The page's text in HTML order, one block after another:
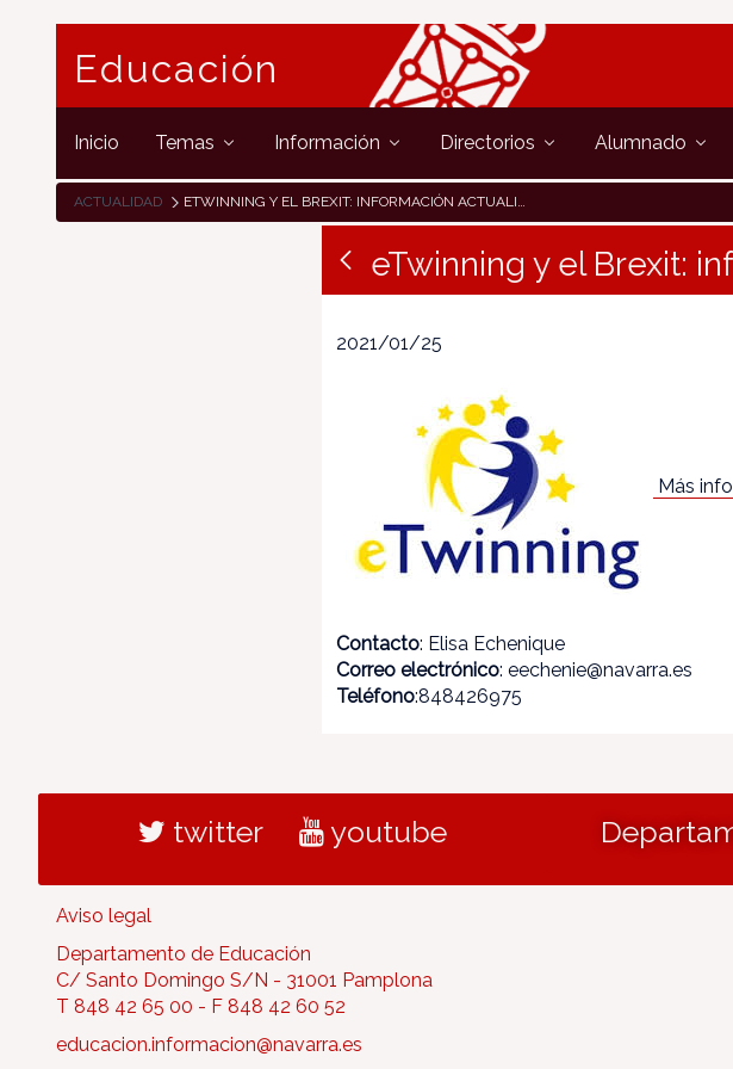
Educación
Inicio Temas Información Directorios Alumnado
ACTUALIDAD ETWINNING Y EL BREXIT: INFORMACIÓN ACTUALIZADA
eTwinning y el Brexit:
2021/01/25
Más
Contacto: Elisa Echenique
Correo electrónico: eechenie@navarra.es
Teléfono:848426975
twitter youtube
Aviso legal
Departamento de Educación
C/ Santo Domingo S/N - 31001 Pamplona
T 848 42 65 00 - F 848 42 60 52
educacion.informacion@navarra.es